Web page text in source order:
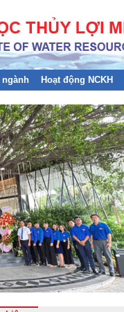
ngành Hoạt động NCKH